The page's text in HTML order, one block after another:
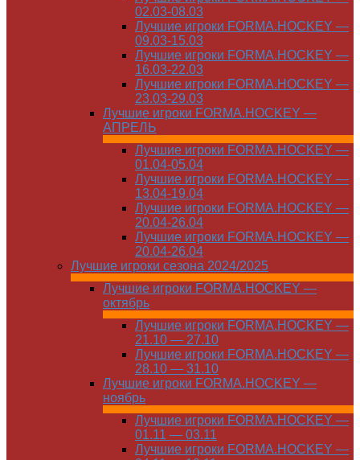
02.03-08.03
Лучшие игроки FORMA.HOCKEY —
09.03-15.03
Лучшие игроки FORMA.HOCKEY —
16.03-22.03
Лучшие игроки FORMA.HOCKEY —
23.03-29.03
Лучшие игроки FORMA.HOCKEY —
АПРЕЛЬ
Лучшие игроки FORMA.HOCKEY —
01.04-05.04
Лучшие игроки FORMA.HOCKEY —
13.04-19.04
Лучшие игроки FORMA.HOCKEY —
20.04-26.04
Лучшие игроки FORMA.HOCKEY —
20.04-26.04
Лучшие игроки сезона 2024/2025
Лучшие игроки FORMA.HOCKEY —
октябрь
Лучшие игроки FORMA.HOCKEY —
21.10 — 27.10
Лучшие игроки FORMA.HOCKEY —
28.10 — 31.10
Лучшие игроки FORMA.HOCKEY —
ноябрь
Лучшие игроки FORMA.HOCKEY —
01.11 — 03.11
Лучшие игроки FORMA.HOCKEY —